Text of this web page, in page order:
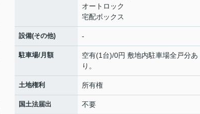
オートロック
宅配ボックス
設備(その他) -
駐車場/月額
空有(1台)/0円 敷地内駐車場全戸分あ
り。
土地権利 所有権
国土法届出 不要